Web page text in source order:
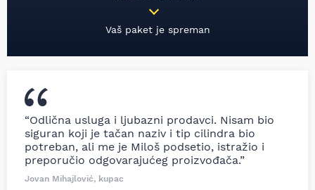
Vaš paket je spreman
“Odlična usluga i ljubazni prodavci. Nisam bio
siguran koji je tačan naziv i tip cilindra bio
potreban, ali me je Miloš podsetio, istražio i
preporučio odgovarajućeg proizvođača.”
Jovan Mihajlović, kupac